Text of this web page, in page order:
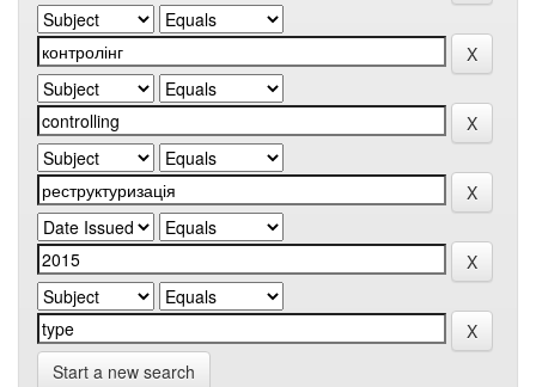
Start a new search